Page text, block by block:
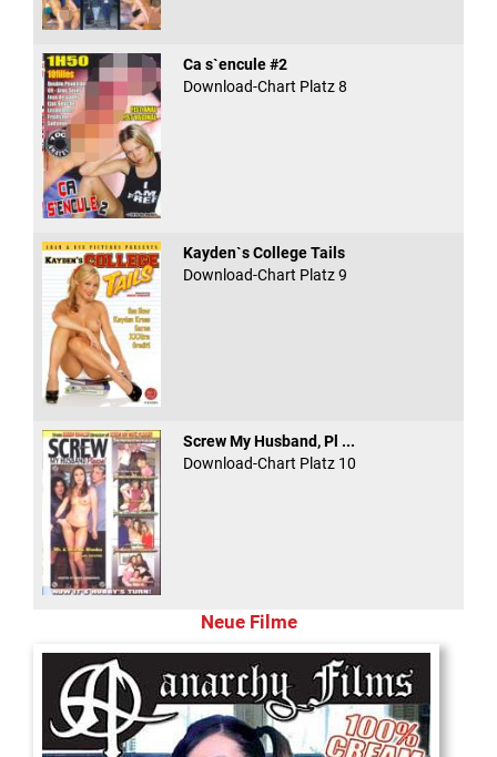
Ca s`encule #2
Download-Chart Platz 8
Kayden`s College Tails
Download-Chart Platz 9
Screw My Husband, Pl ...
Download-Chart Platz 10
Neue Filme